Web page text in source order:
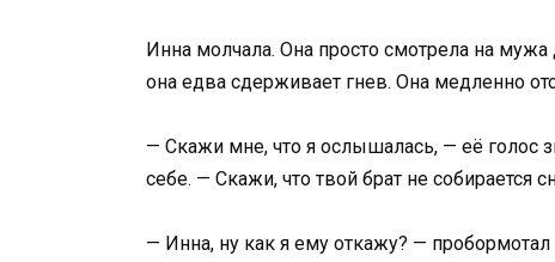
Инна молчала. Она просто смотрела на
она едва сдерживает гнев. Она медленно
— Скажи мне, что я ослышалась, — её голос
себе. — Скажи, что твой брат не
— Инна, ну как я ему откажу? —